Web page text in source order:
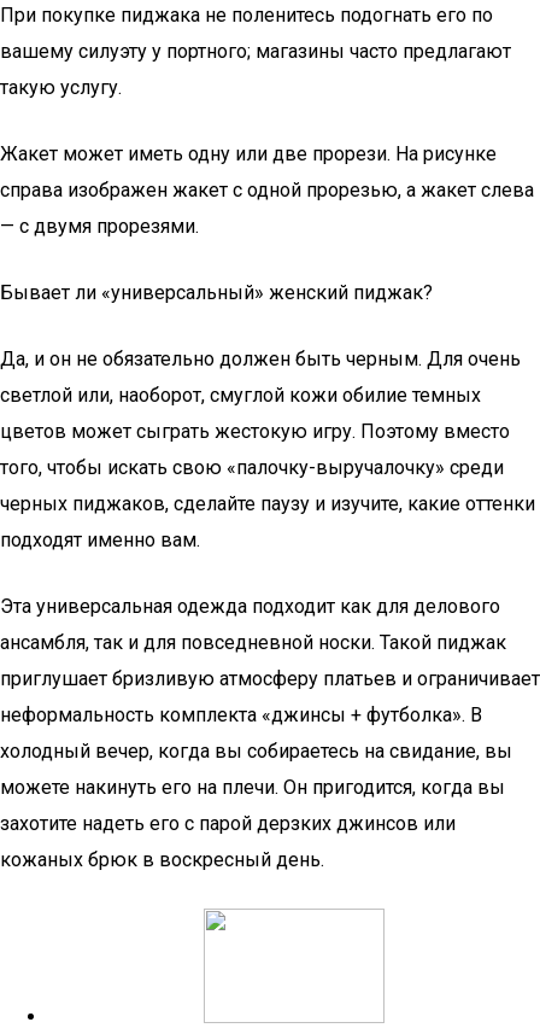
При покупке пиджака не поленитесь подогнать его по
вашему силуэту у портного; магазины часто предлагают
такую услугу.
Жакет может иметь одну или две прорези. На рисунке
справа изображен жакет с одной прорезью, а жакет слева
— с двумя прорезями.
Бывает ли «универсальный» женский пиджак?
Да, и он не обязательно должен быть черным. Для очень
светлой или, наоборот, смуглой кожи обилие темных
цветов может сыграть жестокую игру. Поэтому вместо
того, чтобы искать свою «палочку-выручалочку» среди
черных пиджаков, сделайте паузу и изучите, какие оттенки
подходят именно вам.
Эта универсальная одежда подходит как для делового
ансамбля, так и для повседневной носки. Такой пиджак
приглушает бризливую атмосферу платьев и ограничивает
неформальность комплекта «джинсы + футболка». В
холодный вечер, когда вы собираетесь на свидание, вы
можете накинуть его на плечи. Он пригодится, когда вы
захотите надеть его с парой дерзких джинсов или
кожаных брюк в воскресный день.